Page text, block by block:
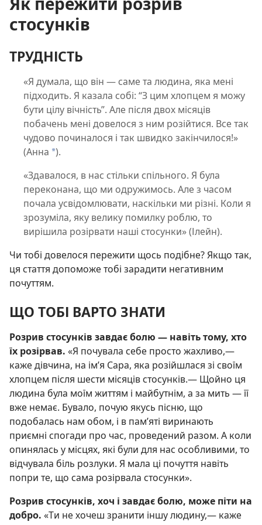
стосунків
ТРУДНІСТЬ
«Я думала, що він — саме та людина, яка мені
підходить. Я казала собі: “З цим хлопцем я можу
бути цілу вічність”. Але після двох місяців
побачень мені довелося з ним розійтися. Все так
чудово починалося і так швидко закінчилося!»
(Анна *).
«Здавалося, в нас стільки спільного. Я була
переконана, що ми одружимось. Але з часом
почала усвідомлювати, наскільки ми різні. Коли я
зрозуміла, яку велику помилку роблю, то
вирішила розірвати наші стосунки» (Ілейн).
Чи тобі довелося пережити щось подібне? Якщо так,
ця стаття допоможе тобі зарадити негативним
почуттям.
ЩО ТОБІ ВАРТО ЗНАТИ
Розрив стосунків завдає болю — навіть тому, хто
їх розірвав. «Я почувала себе просто жахливо,—
каже дівчина, на ім’я Сара, яка розійшлася зі своїм
хлопцем після шести місяців стосунків.— Щойно ця
людина була моїм життям і майбутнім, а за мить — її
вже немає. Бувало, почую якусь пісню, що
подобалась нам обом, і в пам’яті виринають
приємні спогади про час, проведений разом. А коли
опинялась у місцях, які були для нас особливими, то
відчувала біль розлуки. Я мала ці почуття навіть
попри те, що сама розірвала стосунки».
Розрив стосунків, хоч і завдає болю, може піти на
добро. «Ти не хочеш зранити іншу людину,— каже